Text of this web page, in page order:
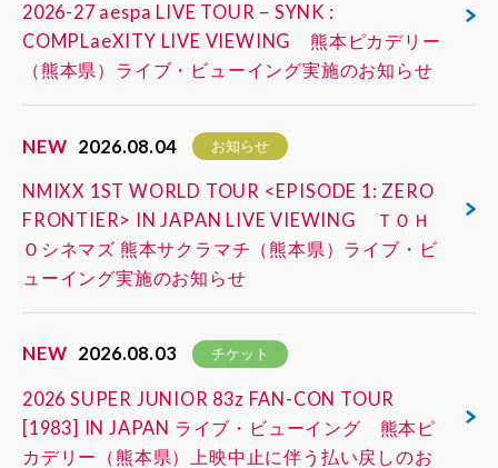
2026-27 aespa LIVE TOUR – SYNK :
COMPLaeXITY LIVE VIEWING 熊本ピカデリー
（熊本県）ライブ・ビューイング実施のお知らせ
NEW 2026.08.04 お知らせ
NMIXX 1ST WORLD TOUR <EPISODE 1: ZERO
FRONTIER> IN JAPAN LIVE VIEWING ＴＯＨ
Ｏシネマズ 熊本サクラマチ（熊本県）ライブ・ビ
ューイング実施のお知らせ
NEW 2026.08.03 チケット
2026 SUPER JUNIOR 83z FAN-CON TOUR
[1983] IN JAPAN ライブ・ビューイング 熊本ピ
カデリー（熊本県）上映中止に伴う払い戻しのお